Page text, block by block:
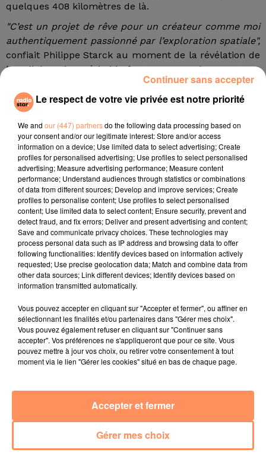
quelques 408 kilomètres de là.
"C’est un projet de rêve pour un créateur comme moi
authentiquement passionné par l’exploration spatiale",
confiait Philippe Starck au moment de la révélation de
la collaboration. Véritable fantasme pour les amateurs
de science-fiction et les férus d’aéronautique, le projet
devrait requérir des conditions très spécifiques : être
âgé de minimum 21 ans lors du décollage dans
l’espace, suivre un stage de préparation d’une durée
de quinze jours et, enfin, débourser 55 millions de
dollars par personne pour 7 à 10 jours de voyage… Des
modules d’habitation de luxe dont le confort cinq
étoiles sera réservé à l’élite.
fil actus
4 juillet 2022
Radio Star Live avec Dadju
27 juin 2022
Marseille : une application pour mettre en
27 juin 2022
Le cocholed pour jouer à la pétanque
jusqu'au bout de la nuit !
Cassis organise sa traditionnelle "Fête du vin"
Marseille : appel à témoins pour retrouver
Le respect de votre vie privée est notre priorité
We and our (447) partnersdo the following data processing based on
your consent and/or our legitimate interest: Store and/or access
information on a device; Use limited data to select advertising; Create
profiles for personalised advertising; Use profiles to select personalised
advertising; Measure advertising performance; Measure content
performance; Understand audiences through statistics or combinations
of data from different sources; Develop and improve services; Create
profiles to personalise content; Use profiles to select personalised
content; Use limited data to select content; Ensure security, prevent and
detect fraud, and fix errors; Deliver and present advertising and content;
Save and communicate privacy choices. These technologies may
process personal data such as IP address and browsing data to offer
following functionalities: Identify devices based on information actively
requested; Use precise geolocation data; Match and combine data from
other data sources; Link different devices; Identify devices based on
information transmitted automatically.
Vous pouvez accepter en cliquant sur "Accepter et fermer", ou affiner en
sélectionnant les finalités et/ou partenaires dans "Gérer mes choix".
Vous pouvez également refuser en cliquant sur "Continuer sans
accepter". Vos préférences ne s'appliqueront que pour ce site. Vous
pouvez mettre à jour vos choix, ou retirer votre consentement à tout
moment via le lien "Gérer les cookies" situé en bas de chaque page.
Gérer mes choix
Accepter et fermer
Continuer sans accepter